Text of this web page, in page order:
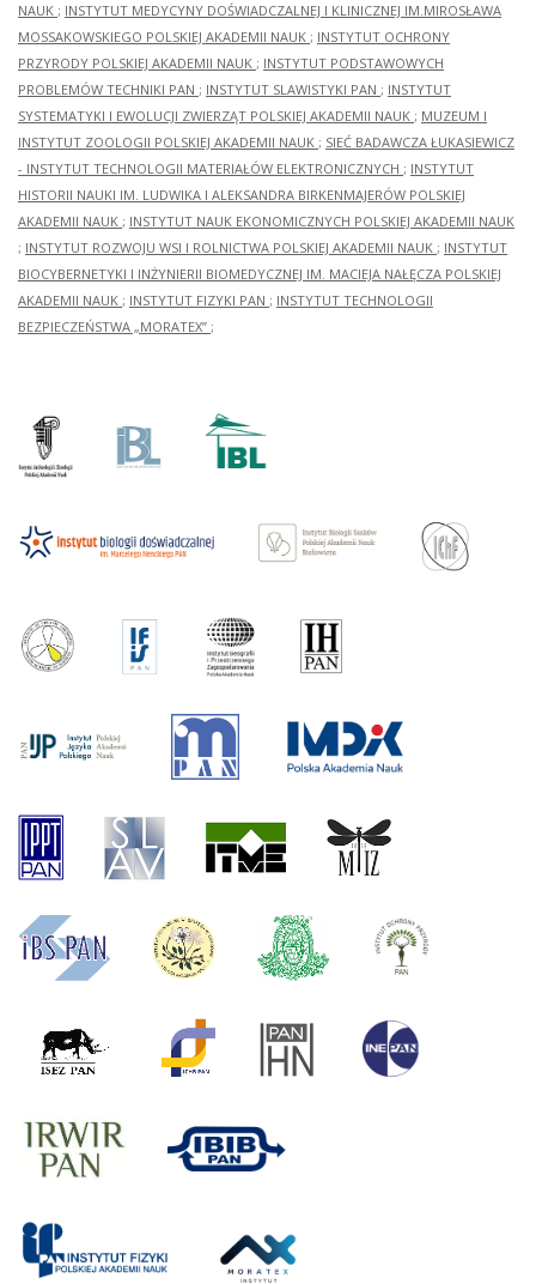
NAUK ; INSTYTUT MEDYCYNY DOŚWIADCZALNEJ I KLINICZNEJ IM.MIROSŁAWA
MOSSAKOWSKIEGO POLSKIEJ AKADEMII NAUK ; INSTYTUT OCHRONY
PRZYRODY POLSKIEJ AKADEMII NAUK ; INSTYTUT PODSTAWOWYCH
PROBLEMÓW TECHNIKI PAN ; INSTYTUT SLAWISTYKI PAN ; INSTYTUT
SYSTEMATYKI I EWOLUCJI ZWIERZĄT POLSKIEJ AKADEMII NAUK ; MUZEUM I
INSTYTUT ZOOLOGII POLSKIEJ AKADEMII NAUK ; SIEĆ BADAWCZA ŁUKASIEWICZ
- INSTYTUT TECHNOLOGII MATERIAŁÓW ELEKTRONICZNYCH ; INSTYTUT
HISTORII NAUKI IM. LUDWIKA I ALEKSANDRA BIRKENMAJERÓW POLSKIEJ
AKADEMII NAUK ; INSTYTUT NAUK EKONOMICZNYCH POLSKIEJ AKADEMII NAUK
; INSTYTUT ROZWOJU WSI I ROLNICTWA POLSKIEJ AKADEMII NAUK ; INSTYTUT
BIOCYBERNETYKI I INŻYNIERII BIOMEDYCZNEJ IM. MACIEJA NAŁĘCZA POLSKIEJ
AKADEMII NAUK ; INSTYTUT FIZYKI PAN ; INSTYTUT TECHNOLOGII
BEZPIECZEŃSTWA „MORATEX” ;